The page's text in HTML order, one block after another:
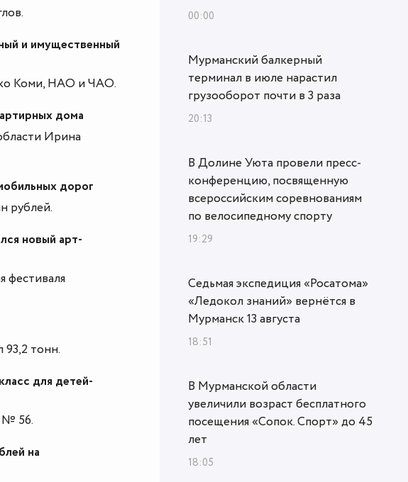
и имущественный
Коми, НАО и ЧАО.
дома
Ирина
дорог
рублей.
новый арт-
фестиваля
93,2 тонн.
для детей-
№ 56.
на
00:00
Мурманский балкерный
терминал в июле нарастил
грузооборот почти в 3 раза
20:13
В Долине Уюта провели пресс-
конференцию, посвященную
всероссийским соревнованиям
по велосипедному спорту
19:29
Седьмая экспедиция «Росатома»
«Ледокол знаний» вернётся в
Мурманск 13 августа
18:51
В Мурманской области
увеличили возраст бесплатного
посещения «Сопок. Спорт» до 45
лет
18:05